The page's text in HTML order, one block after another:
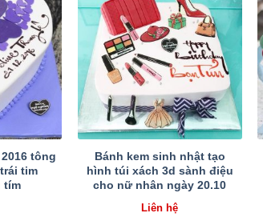
tông
tim
tím
Bánh kem sinh nhật tạo
hình túi xách 3d sành điệu
cho nữ nhân ngày 20.10
Liên hệ